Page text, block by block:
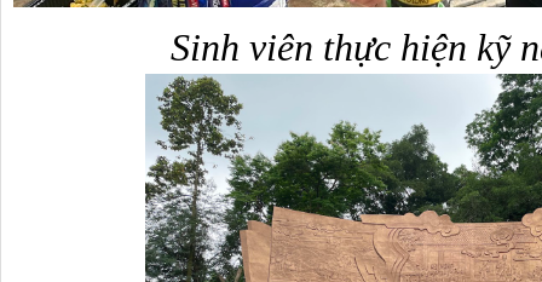
Sinh viên thực hiện kỹ